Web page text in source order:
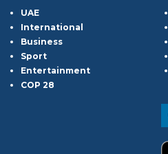
UAE
International
Business
Sport
Entertainment
COP 28